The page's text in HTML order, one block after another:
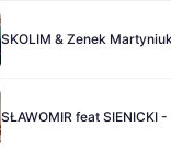
SKOLIM & Zenek
SŁAWOMIR feat SIENICKI